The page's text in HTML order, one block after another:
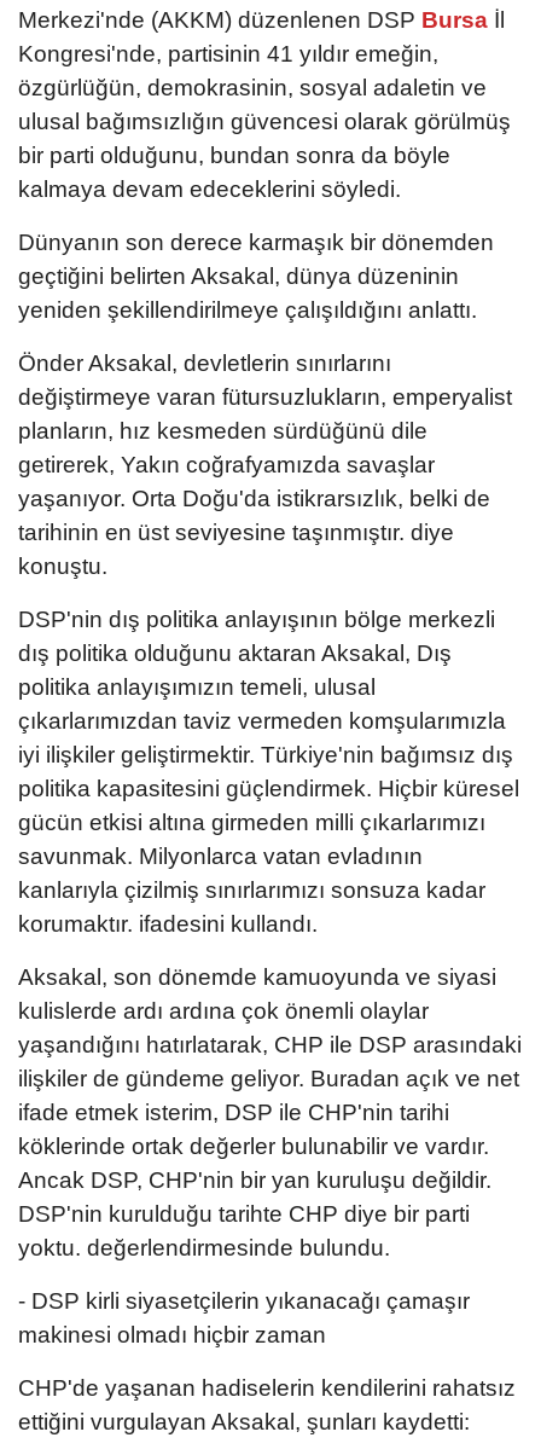
Merkezi'nde (AKKM) düzenlenen DSP Bursa İl
Kongresi'nde, partisinin 41 yıldır emeğin,
özgürlüğün, demokrasinin, sosyal adaletin ve
ulusal bağımsızlığın güvencesi olarak görülmüş
bir parti olduğunu, bundan sonra da böyle
kalmaya devam edeceklerini söyledi.
Dünyanın son derece karmaşık bir dönemden
geçtiğini belirten Aksakal, dünya düzeninin
yeniden şekillendirilmeye çalışıldığını anlattı.
Önder Aksakal, devletlerin sınırlarını
değiştirmeye varan fütursuzlukların, emperyalist
planların, hız kesmeden sürdüğünü dile
getirerek, Yakın coğrafyamızda savaşlar
yaşanıyor. Orta Doğu'da istikrarsızlık, belki de
tarihinin en üst seviyesine taşınmıştır. diye
konuştu.
DSP'nin dış politika anlayışının bölge merkezli
dış politika olduğunu aktaran Aksakal, Dış
politika anlayışımızın temeli, ulusal
çıkarlarımızdan taviz vermeden komşularımızla
iyi ilişkiler geliştirmektir. Türkiye'nin bağımsız dış
politika kapasitesini güçlendirmek. Hiçbir küresel
gücün etkisi altına girmeden milli çıkarlarımızı
savunmak. Milyonlarca vatan evladının
kanlarıyla çizilmiş sınırlarımızı sonsuza kadar
korumaktır. ifadesini kullandı.
Aksakal, son dönemde kamuoyunda ve siyasi
kulislerde ardı ardına çok önemli olaylar
yaşandığını hatırlatarak, CHP ile DSP arasındaki
ilişkiler de gündeme geliyor. Buradan açık ve net
ifade etmek isterim, DSP ile CHP'nin tarihi
köklerinde ortak değerler bulunabilir ve vardır.
Ancak DSP, CHP'nin bir yan kuruluşu değildir.
DSP'nin kurulduğu tarihte CHP diye bir parti
yoktu. değerlendirmesinde bulundu.
- DSP kirli siyasetçilerin yıkanacağı çamaşır
makinesi olmadı hiçbir zaman
CHP'de yaşanan hadiselerin kendilerini rahatsız
ettiğini vurgulayan Aksakal, şunları kaydetti: